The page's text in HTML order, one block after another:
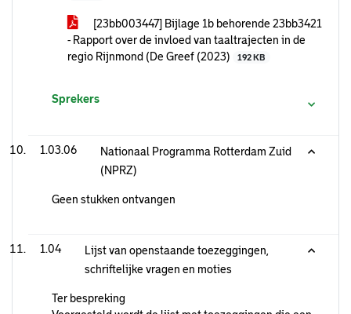
[23bb003447] Bijlage 1b behorende 23bb3421
- Rapport over de invloed van taaltrajecten in de
regio Rijnmond (De Greef (2023)
192 KB
Sprekers
1.03.06
Nationaal Programma Rotterdam Zuid
(NPRZ)
Geen stukken ontvangen
1.04
Lijst van openstaande toezeggingen,
schriftelijke vragen en moties
Ter bespreking